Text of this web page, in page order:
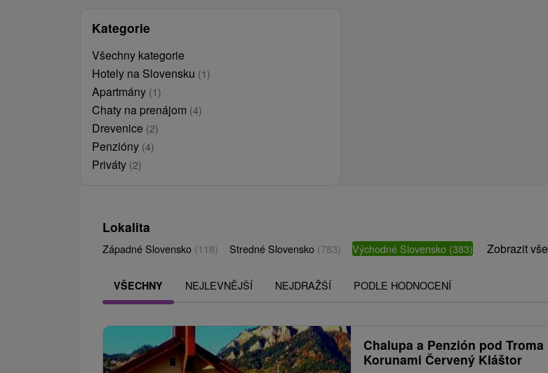
Kategorie
Všechny kategorie
Hotely na Slovensku (1)
Apartmány (1)
Chaty na prenájom (4)
Drevenice (2)
Penzióny (4)
Priváty (2)
Lokalita
Západné Slovensko (118) Stredné Slovensko (783) Východné Slovensko (383) Zobrazit vše
VŠECHNY NEJLEVNĚJŠÍ NEJDRAŽŠÍ PODLE HODNOCENÍ
Chalupa a Penzión pod Troma
Korunami Červený Kláštor